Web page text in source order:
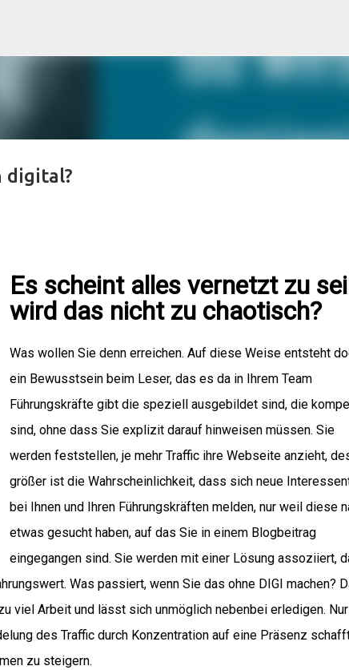
digital?
Es scheint alles vernetzt zu
wird das nicht zu chaotisch?
Was wollen Sie denn erreichen. Auf diese Weise entsteht
ein Bewusstsein beim Leser, das es da in Ihrem Team
Führungskräfte gibt die speziell ausgebildet sind, die
sind, ohne dass Sie explizit darauf hinweisen müssen. Sie
werden feststellen, je mehr Traffic ihre Webseite anzieht,
größer ist die Wahrscheinlichkeit, dass sich neue
bei Ihnen und Ihren Führungskräften melden, nur weil diese
etwas gesucht haben, auf das Sie in einem Blogbeitrag
eingegangen sind. Sie werden mit einer Lösung assoziiert,
Was passiert, wenn Sie das ohne DIGI machen?
viel Arbeit und lässt sich unmöglich nebenbei erledigen.
des Traffic durch Konzentration auf eine Präsenz
zu steigern.